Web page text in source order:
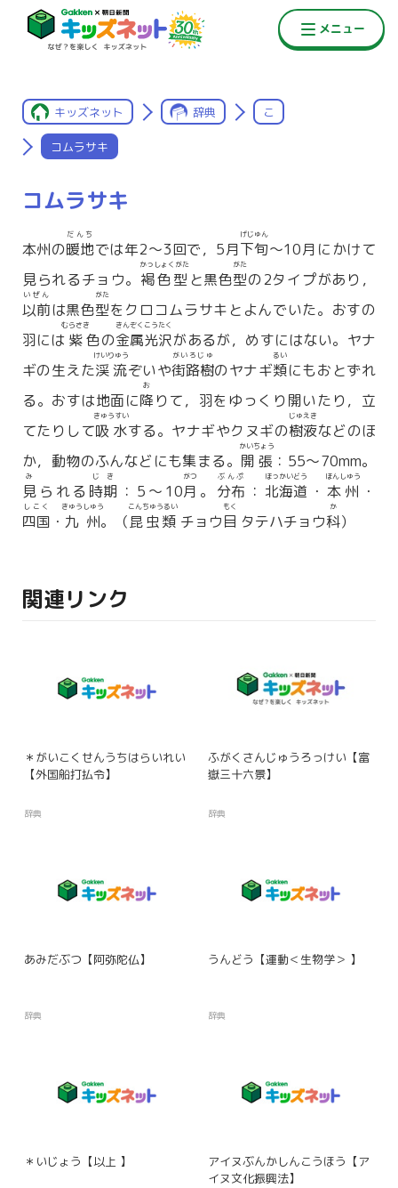
キッズネット 辞典 こ
コムラサキ
コムラサキ
本州の暖地
だんち
では年2〜3回で，5月下旬
げじゅん
〜10月にかけて
見られるチョウ。 褐色型
かっしょくがた
と黒色型
がた
の2タイプがあり，
以前
いぜん
は黒色型
がた
をクロコムラサキとよんでいた。おすの
羽には 紫
むらさき
色の金属光沢
きんぞくこうたく
があるが，めすにはない。ヤナ
ギの生えた渓流
けいりゅう
ぞいや街路樹
がいろじゅ
のヤナギ類
るい
にもおとずれ
る。おすは地面に降
お
りて，羽をゆっくり開いたり，立
てたりして吸水
きゅうすい
する。ヤナギやクヌギの樹液
じゅえき
などのほ
か，動物のふんなどにも集まる。 開張
かいちょう
：55〜70mm。
見
み
られる 時期
じき
：5〜10月
がつ
。 分布
ぶんぷ
： 北海道
ほっかいどう
・ 本州
ほんしゅう
・
四国
しこく
・ 九州
きゅうしゅう
。（昆虫類
こんちゅうるい
チョウ目
もく
タテハチョウ科
か
）
関連リンク
＊がいこくせんうちはらいれい
【外国船打払令】
辞典
ふがくさんじゅうろっけい【富
嶽三十六景】
辞典
あみだぶつ【阿弥陀仏】
辞典
うんどう【運動＜生物学＞ 】
辞典
＊いじょう【以上 】
アイヌぶんかしんこうほう【ア
イヌ文化振興法】